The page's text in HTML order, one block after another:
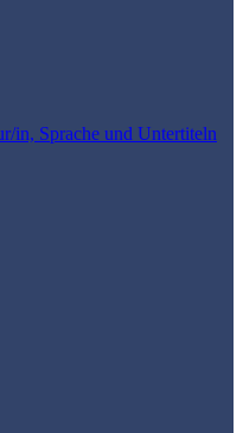
in, Sprache und Untertiteln